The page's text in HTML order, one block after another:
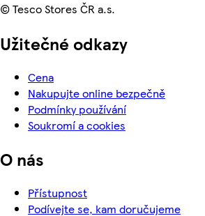
© Tesco Stores ČR a.s.
Užitečné odkazy
Cena
Nakupujte online bezpečně
Podmínky používání
Soukromí a cookies
O nás
Přístupnost
Podívejte se, kam doručujeme